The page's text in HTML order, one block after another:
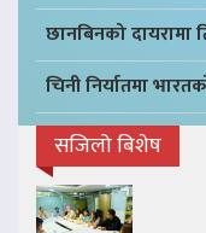
छानबिनको दायरामा
चिनी निर्यातमा
सजिलो बिशेष